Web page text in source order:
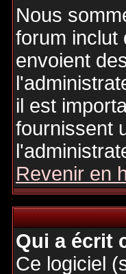
Nous
forum inclut
envoient
il est
fournissent
Revenir en
Qui a écrit
Ce logiciel